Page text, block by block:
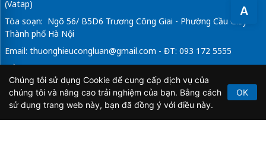
A
(Vatap)
Tòa soạn: Ngõ 56/ B5D6 Trương Công Giai - Phường Cầu Giấy -
Thành phố Hà Nội
Email: thuonghieucongluan@gmail.com - ĐT: 093 172 5555
Tổng Biên Tập: Vũ Đức Thuận
Giấy phép hoạt động báo chí điện tử số 64/GP-BTTTT do Bộ
Thông tin và Truyền thông cấp ngày 21/2/2020.
Chúng tôi sử dụng Cookie để cung cấp dịch vụ của
chúng tôi và nâng cao trải nghiệm của bạn. Bằng cách
sử dụng trang web này, bạn đã đồng ý với điều này.
OK